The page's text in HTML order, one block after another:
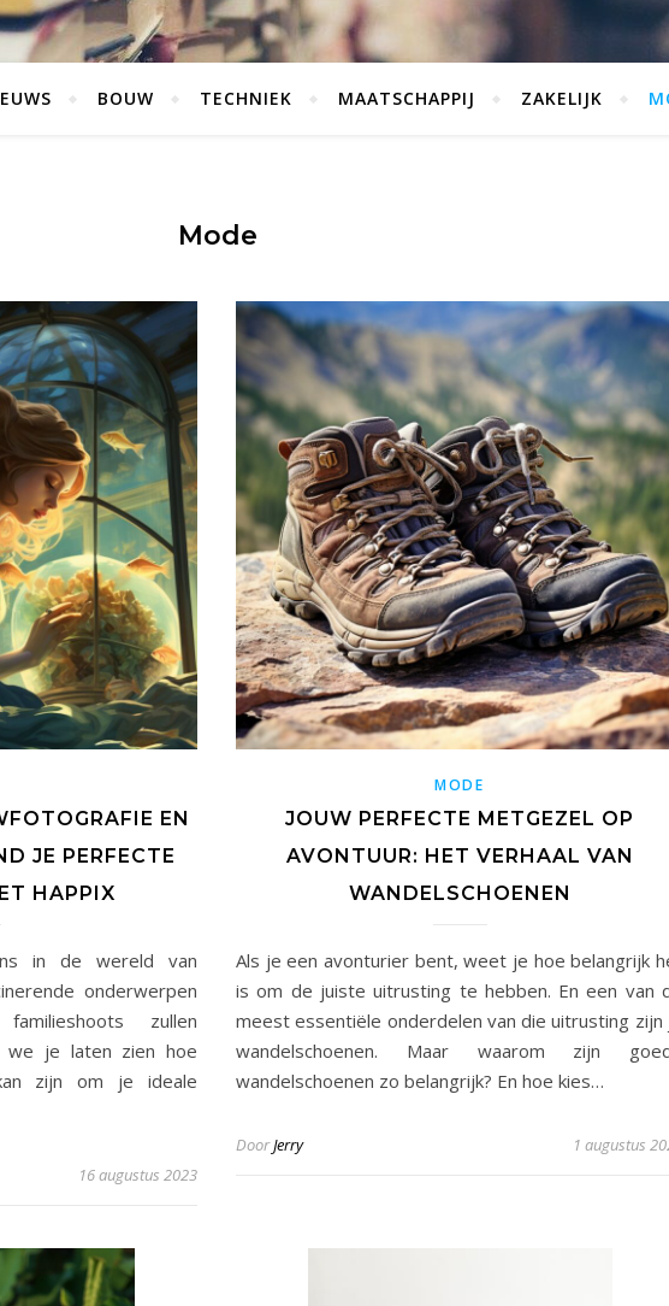
BOUW TECHNIEK MAATSCHAPPIJ ZAKELIJK
Mode
EN
JE PERFECTE
HAPPIX
in de wereld van
onderwerpen
zullen
we je laten zien hoe
zijn om je ideale
16 augustus 2023
MODE
JOUW PERFECTE METGEZEL OP
AVONTUUR: HET VERHAAL VAN
WANDELSCHOENEN
Als je een avonturier bent, weet je hoe belangrijk
is om de juiste uitrusting te hebben. En een van
meest essentiële onderdelen van die uitrusting zijn
wandelschoenen. Maar waarom zijn
wandelschoenen zo belangrijk? En hoe kies…
DoorJerry 1 augustus